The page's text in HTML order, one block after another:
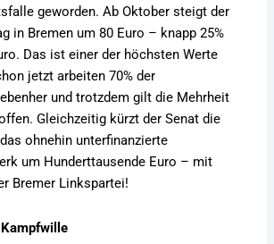
geworden. Ab Oktober steigt der
in Bremen um 80 Euro – knapp 25%
Das ist einer der höchsten Werte
jetzt arbeiten 70% der
und trotzdem gilt die Mehrheit
Gleichzeitig kürzt der Senat die
ohnehin unterfinanzierte
um Hunderttausende Euro – mit
Bremer Linkspartei!